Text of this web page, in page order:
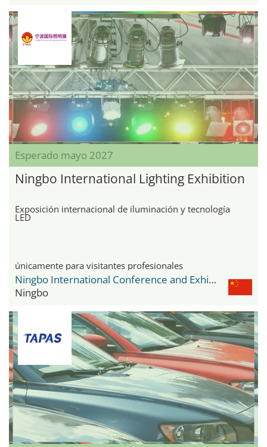
Esperado mayo 2027
Ningbo International Lighting Exhibition
Exposición internacional de iluminación y tecnología
LED
únicamente para visitantes profesionales
Ningbo International Conference and Exhibition Center
Ningbo